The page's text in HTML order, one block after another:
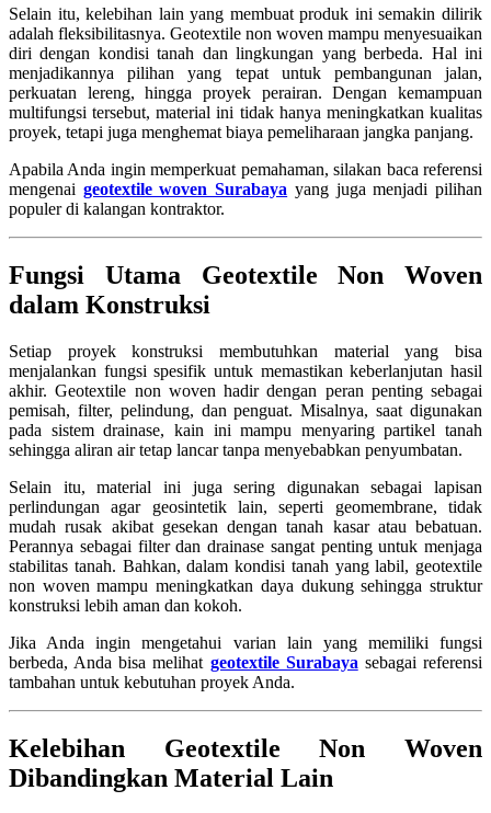
Selain itu, kelebihan lain yang membuat produk ini semakin dilirik
adalah fleksibilitasnya. Geotextile non woven mampu menyesuaikan
diri dengan kondisi tanah dan lingkungan yang berbeda. Hal ini
menjadikannya pilihan yang tepat untuk pembangunan jalan,
perkuatan lereng, hingga proyek perairan. Dengan kemampuan
multifungsi tersebut, material ini tidak hanya meningkatkan kualitas
proyek, tetapi juga menghemat biaya pemeliharaan jangka panjang.
Apabila Anda ingin memperkuat pemahaman, silakan baca referensi
mengenai geotextile woven Surabaya yang juga menjadi pilihan
populer di kalangan kontraktor.
Fungsi Utama Geotextile Non Woven
dalam Konstruksi
Setiap proyek konstruksi membutuhkan material yang bisa
menjalankan fungsi spesifik untuk memastikan keberlanjutan hasil
akhir. Geotextile non woven hadir dengan peran penting sebagai
pemisah, filter, pelindung, dan penguat. Misalnya, saat digunakan
pada sistem drainase, kain ini mampu menyaring partikel tanah
sehingga aliran air tetap lancar tanpa menyebabkan penyumbatan.
Selain itu, material ini juga sering digunakan sebagai lapisan
perlindungan agar geosintetik lain, seperti geomembrane, tidak
mudah rusak akibat gesekan dengan tanah kasar atau bebatuan.
Perannya sebagai filter dan drainase sangat penting untuk menjaga
stabilitas tanah. Bahkan, dalam kondisi tanah yang labil, geotextile
non woven mampu meningkatkan daya dukung sehingga struktur
konstruksi lebih aman dan kokoh.
Jika Anda ingin mengetahui varian lain yang memiliki fungsi
berbeda, Anda bisa melihat geotextile Surabaya sebagai referensi
tambahan untuk kebutuhan proyek Anda.
Kelebihan Geotextile Non Woven
Dibandingkan Material Lain